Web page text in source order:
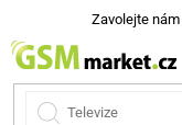
Zavolejte nám